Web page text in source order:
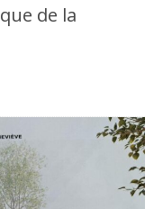
de la